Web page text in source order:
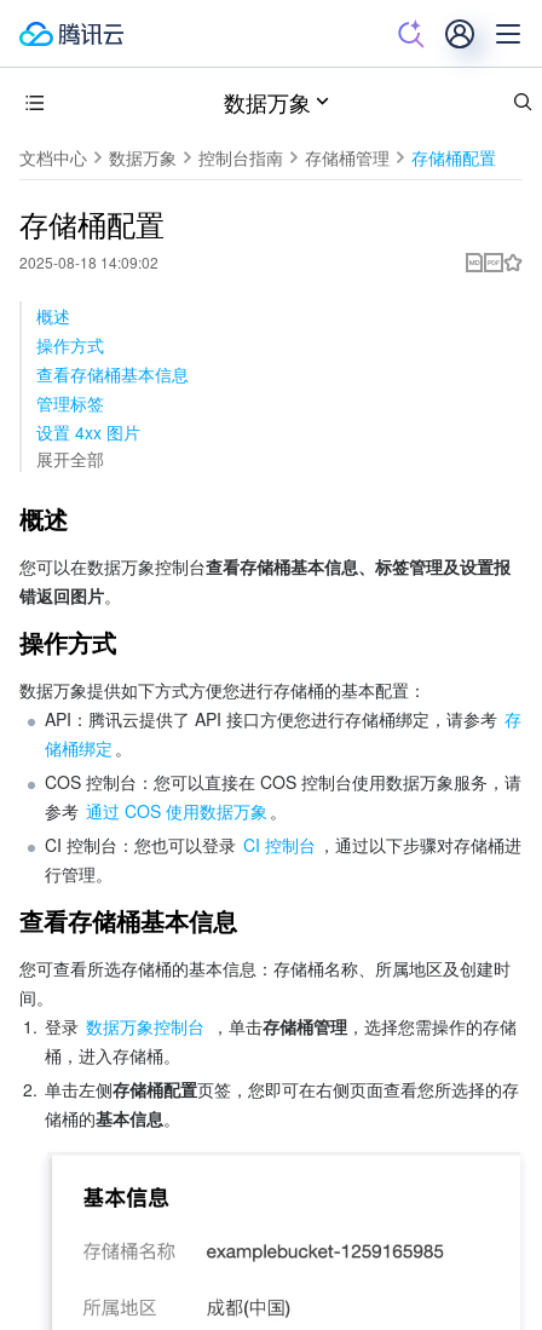
数据万象
文档中心 数据万象 控制台指南 存储桶管理 存储桶配置
存储桶配置
2025-08-18 14:09:02
概述
操作方式
查看存储桶基本信息
管理标签
设置 4xx 图片
展开全部
概述
您可以在数据万象控制台查看存储桶基本信息、标签管理及设置报
错返回图片。
操作方式
数据万象提供如下方式方便您进行存储桶的基本配置：
API：腾讯云提供了 API 接口方便您进行存储桶绑定，请参考 存
储桶绑定 。
COS 控制台：您可以直接在 COS 控制台使用数据万象服务，请
参考 通过 COS 使用数据万象 。
CI 控制台：您也可以登录 CI 控制台 ，通过以下步骤对存储桶进
行管理。
查看存储桶基本信息
您可查看所选存储桶的基本信息：存储桶名称、所属地区及创建时
间。
1. 登录 数据万象控制台 ，单击存储桶管理 ，选择您需操作的存储
桶，进入存储桶。
2. 单击左侧存储桶配置页签，您即可在右侧页面查看您所选择的存
储桶的基本信息。